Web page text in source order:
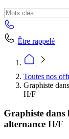
Être rappelé
Toutes nos
Graphiste
H/F
Graphiste dans
alternance H/F